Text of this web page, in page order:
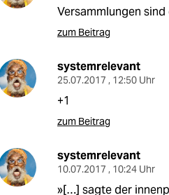
Versammlungen
zum Beitrag
systemrelevant
25.07.2017 , 12:50 Uhr
+1
zum Beitrag
systemrelevant
10.07.2017 , 10:24 Uhr
»[…] sagte der